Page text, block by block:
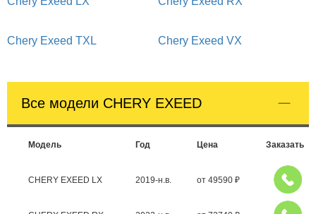
Chery Exeed TXL Chery Exeed VX
Все модели CHERY EXEED
Модель Год Цена Заказать
CHERY EXEED LX 2019-н.в. от 49590 ₽